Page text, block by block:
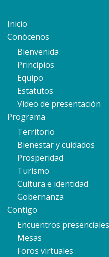
Inicio
Conócenos
Bienvenida
Principios
Equipo
Estatutos
Vídeo de presentación
Programa
Territorio
Bienestar y cuidados
Prosperidad
Turismo
Cultura e identidad
Gobernanza
Contigo
Encuentros presenciales
Mesas
Foros virtuales